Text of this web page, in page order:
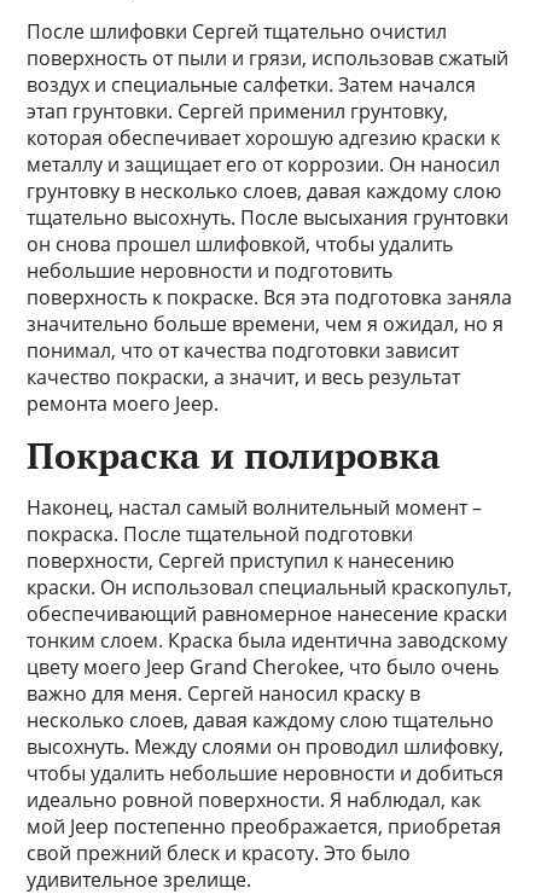
После шлифовки Сергей тщательно очистил
поверхность от пыли и грязи, использовав сжатый
воздух и специальные салфетки. Затем начался
этап грунтовки. Сергей применил грунтовку,
которая обеспечивает хорошую адгезию краски к
металлу и защищает его от коррозии. Он наносил
грунтовку в несколько слоев, давая каждому слою
тщательно высохнуть. После высыхания грунтовки
он снова прошел шлифовкой, чтобы удалить
небольшие неровности и подготовить
поверхность к покраске. Вся эта подготовка заняла
значительно больше времени, чем я ожидал, но я
понимал, что от качества подготовки зависит
качество покраски, а значит, и весь результат
ремонта моего Jeep.
Покраска и полировка
Наконец, настал самый волнительный момент –
покраска. После тщательной подготовки
поверхности, Сергей приступил к нанесению
краски. Он использовал специальный краскопульт,
обеспечивающий равномерное нанесение краски
тонким слоем. Краска была идентична заводскому
цвету моего Jeep Grand Cherokee, что было очень
важно для меня. Сергей наносил краску в
несколько слоев, давая каждому слою тщательно
высохнуть. Между слоями он проводил шлифовку,
чтобы удалить небольшие неровности и добиться
идеально ровной поверхности. Я наблюдал, как
мой Jeep постепенно преображается, приобретая
свой прежний блеск и красоту. Это было
удивительное зрелище.